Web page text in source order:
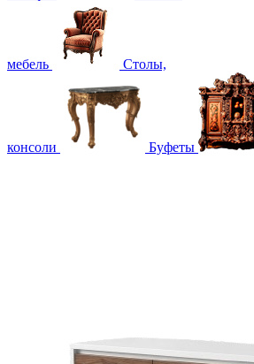
мебель Столы,
консоли Буфеты